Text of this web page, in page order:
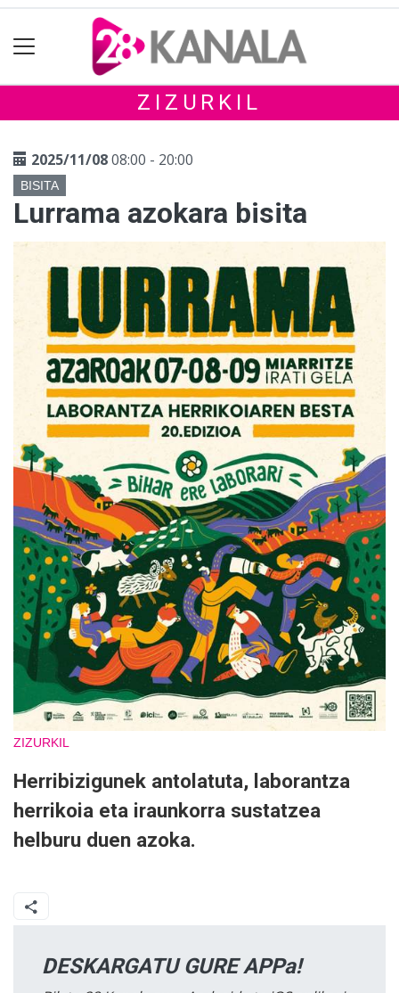
ZIZURKIL
2025/11/0808:00 - 20:00
BISITA
Lurrama azokara bisita
ZIZURKIL
Herribizigunek antolatuta, laborantza
herrikoia eta iraunkorra sustatzea
helburu duen azoka.
DESKARGATU GURE APPa!